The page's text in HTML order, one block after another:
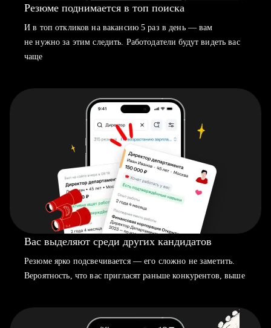
Резюме поднимается в топ поиска
И в топ откликов на вакансию 5 раз в день — вам
не нужно за этим следить. Работодатели будут видеть вас
чаще
Вас выделяют среди других кандидатов
Резюме ярко подсвечивается — его сложно не заметить.
Вероятность, что вас пригласят раньше конкурентов, выше